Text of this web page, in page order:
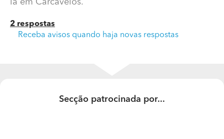
Pretendemos saber o preço para desmontar uma cama
2 respostas
Receba avisos quando haja novas respostas
Secção patrocinada por...